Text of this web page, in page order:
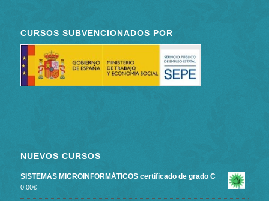
CURSOS SUBVENCIONADOS POR
NUEVOS CURSOS
SISTEMAS MICROINFORMÁTICOS certificado de grado C
0.00€